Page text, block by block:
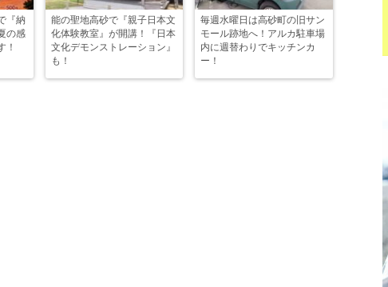
『納
の感
！
能の聖地高砂で『親子日本文
化体験教室』が開講！『日本
文化デモンストレーション』
も！
毎週水曜日は高砂町の旧サン
モール跡地へ！アルカ駐車場
内に週替わりでキッチンカ
ー！